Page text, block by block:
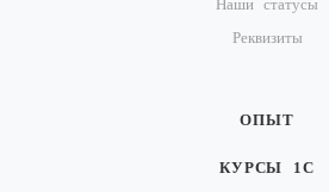
Наши статусы
Реквизиты
ОПЫТ
КУРСЫ 1С